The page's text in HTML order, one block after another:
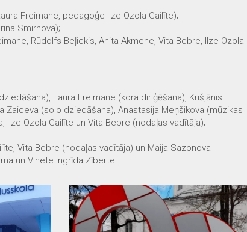
Freimane, pedagoģe Ilze Ozola-Gailīte);
Smirnova);
Rūdolfs Beļickis, Anita Akmene, Vita Bebre, Ilze Ozola-
Laura Freimane (kora diriģēšana), Krišjānis
Zaiceva (solo dziedāšana), Anastasija Meņšikova (mūzikas
Ozola-Gailīte un Vita Bebre (nodaļas vadītāja);
Vita Bebre (nodaļas vadītāja) un Maija Sazonova
un Vinete Ingrīda Zīberte.